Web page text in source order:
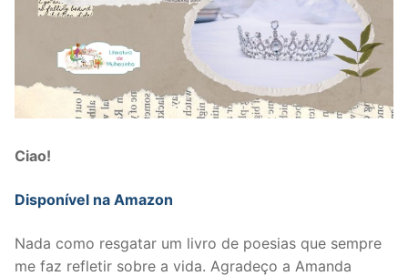
Ciao!
Disponível na Amazon
Nada como resgatar um livro de poesias que sempre
me faz refletir sobre a vida. Agradeço a Amanda